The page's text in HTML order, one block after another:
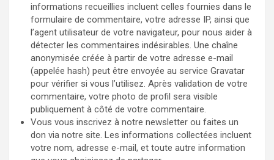
informations recueillies incluent celles fournies dans le
formulaire de commentaire, votre adresse IP, ainsi que
l’agent utilisateur de votre navigateur, pour nous aider à
détecter les commentaires indésirables. Une chaîne
anonymisée créée à partir de votre adresse e-mail
(appelée hash) peut être envoyée au service Gravatar
pour vérifier si vous l’utilisez. Après validation de votre
commentaire, votre photo de profil sera visible
publiquement à côté de votre commentaire.
Vous vous inscrivez à notre newsletter ou faites un
don via notre site. Les informations collectées incluent
votre nom, adresse e-mail, et toute autre information